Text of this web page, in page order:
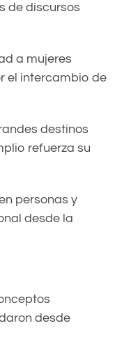
de discursos
a mujeres
el intercambio de
destinos
refuerza su
personas y
desde la
desde